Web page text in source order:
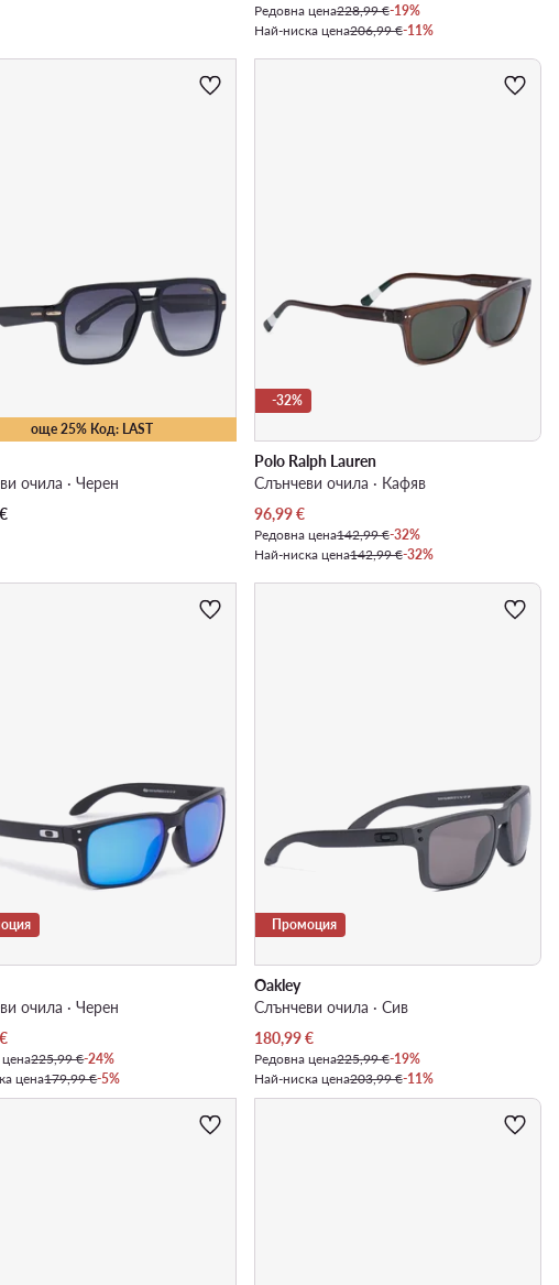
Редовна цена228,99 €-19%
Най-ниска цена206,99 €-11%
още 25% Код: LAST
очила · Черен
€
-32%
Polo Ralph Lauren
Слънчеви очила · Кафяв
Актуална цена
96,99€
Редовна цена142,99 €-32%
Най-ниска цена142,99 €-32%
очила · Черен
цена
€
225,99 €-24%
цена179,99 €-5%
Промоция
Oakley
Слънчеви очила · Сив
Актуална цена
180,99€
Редовна цена225,99 €-19%
Най-ниска цена203,99 €-11%